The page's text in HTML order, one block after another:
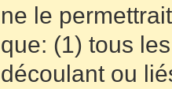
ne le
que: (1) tous
découlant ou